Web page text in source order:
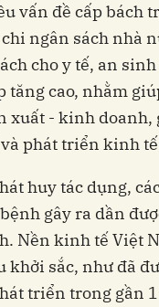
vấn đề cấp bách
ngân sách nhà
cho y tế, an
tăng cao, nhằm
xuất - kinh doanh,
phát triển kinh
huy tác dụng,
gây ra dần
Nền kinh tế Việt
khởi sắc, như đã
triển trong gần